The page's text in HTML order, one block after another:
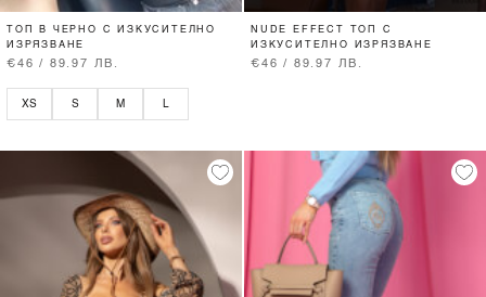
ТОП В ЧЕРНО С ИЗКУСИТЕЛНО
ИЗРЯЗВАНЕ
€46 / 89.97 ЛВ.
XS S M L
NUDE EFFECT ТОП С
ИЗКУСИТЕЛНО ИЗРЯЗВАНЕ
€46 / 89.97 ЛВ.